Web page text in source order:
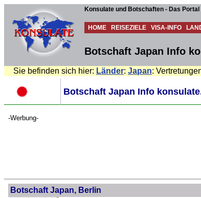
Konsulate und Botschaften - Das
HOME REISEZIELE VISA-INFO
Botschaft Japan Info
Sie befinden sich hier: Länder: Japan:
Botschaft Japan Info
-Werbung-
Botschaft Japan, Berlin